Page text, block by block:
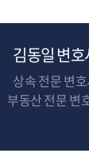
김동일 변호
상속 전문 변
부동산 전문 변